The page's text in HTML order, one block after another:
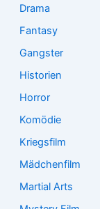
Drama
Fantasy
Gangster
Historien
Horror
Komödie
Kriegsfilm
Mädchenfilm
Martial Arts